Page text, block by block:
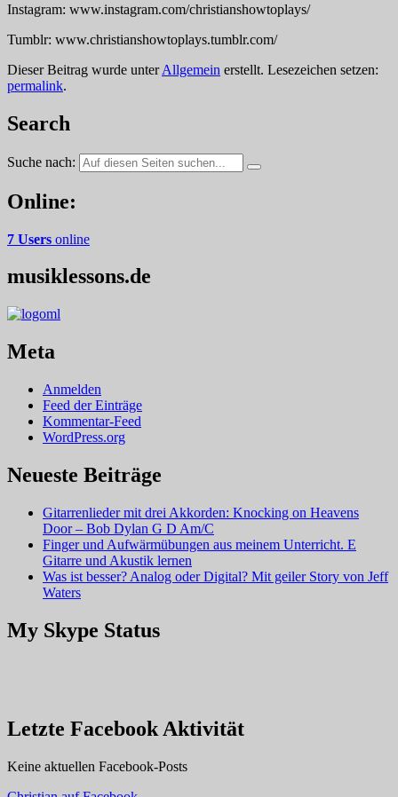
Instagram: www.instagram.com/christianshowtoplays/
Tumblr: www.christianshowtoplays.tumblr.com/
Dieser Beitrag wurde unterAllgemein erstellt. Lesezeichen setzen:
permalink.
Search
Suche nach:
Online:
7 Users online
musiklessons.de
Meta
Anmelden
Feed der Einträge
Kommentar-Feed
WordPress.org
Neueste Beiträge
Gitarrenlieder mit drei Akkorden: Knocking on Heavens
Door – Bob Dylan G D Am/C
Finger und Aufwärmübungen aus meinem Unterricht. E
Gitarre und Akustik lernen
Was ist besser? Analog oder Digital? Mit geiler Story von Jeff
Waters
My Skype Status
Letzte Facebook Aktivität
Keine aktuellen Facebook-Posts